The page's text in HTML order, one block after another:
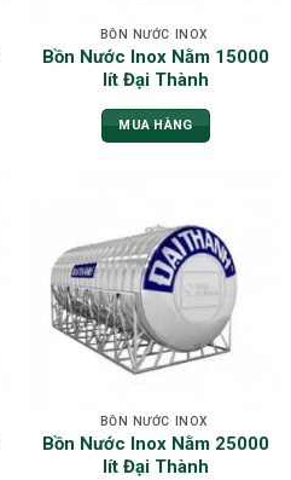
BỒN NƯỚC INOX
Bồn Nước Inox Nằm 15000
lít Đại Thành
MUA HÀNG
BỒN NƯỚC INOX
Bồn Nước Inox Nằm 25000
lít Đại Thành